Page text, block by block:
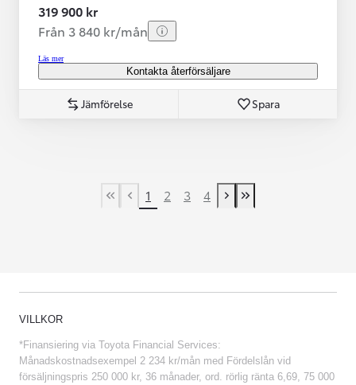
319 900 kr
Från 3 840 kr/mån
Läs mer
Kontakta återförsäljare
Jämförelse Spara
First Page
Previous page
1 2 3 4
Next page
Last Page
VILLKOR
*Finansiering via Toyota Financial Services:
Månadskostnadsexempel 2 234 kr/mån med Fördelslån vid
försäljningspris 250 000 kr, 36 månader, ord. rörlig ränta 6,69, 75 000